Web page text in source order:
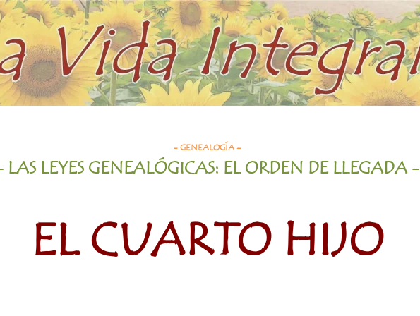
- GENEALOGÍA –
LAS LEYES GENEALÓGICAS: EL ORDEN DE LLEGADA -
EL CUARTO HIJO